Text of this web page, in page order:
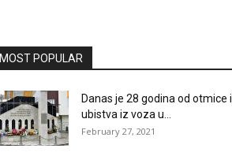
MOST POPULAR
Danas je 28 godina od otmice i
ubistva iz voza u...
February 27, 2021